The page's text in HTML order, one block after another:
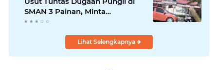
SMAN 3 Painan, Minta
Inspektorat Sumbar Lakukan
Lihat Selengkapnya